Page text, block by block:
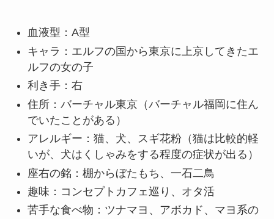
血液型：A型
キャラ：エルフの国から東京に上京してきたエ
ルフの女の子
利き手：右
住所：バーチャル東京（バーチャル福岡に住ん
でいたことがある）
アレルギー：猫、犬、スギ花粉（猫は比較的軽
いが、犬はくしゃみをする程度の症状が出る）
座右の銘：棚からぼたもち、一石二鳥
趣味：コンセプトカフェ巡り、オタ活
苦手な食べ物：ツナマヨ、アボカド、マヨ系の